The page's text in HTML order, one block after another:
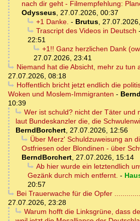
nach dir geht - Filmempfehlung:
Odysseus, 27.07.2026, 00:37
+1 Danke. - Brutus,
Trascript des Videos in Deutsch -
22:51
+1!! Ganz herzlichen Dank
27.07.2026, 23:41
Niemand hat die Absicht, mehr zu tun
27.07.2026, 08:18
Hoffentlich bricht jetzt endlich die
Woken und Moslem-Immigranten -
10:39
Wer ist schuld? nicht der Täter und
laut Bundeskanzler die, die
BerndBorchert, 27.07.2026, 12:56
Über Merz' Schuldzuweisung an
Ostfriesen oder Blondinen - über
BerndBorchert, 27.07.2026, 15:14
Ab hier wurde ein letztendlich
Gezänk durch mich entfernt. -
20:57
Bei Trauerwache für die Opfer
27.07.2026, 23:28
Warum hofft die Linksgrüne, dass